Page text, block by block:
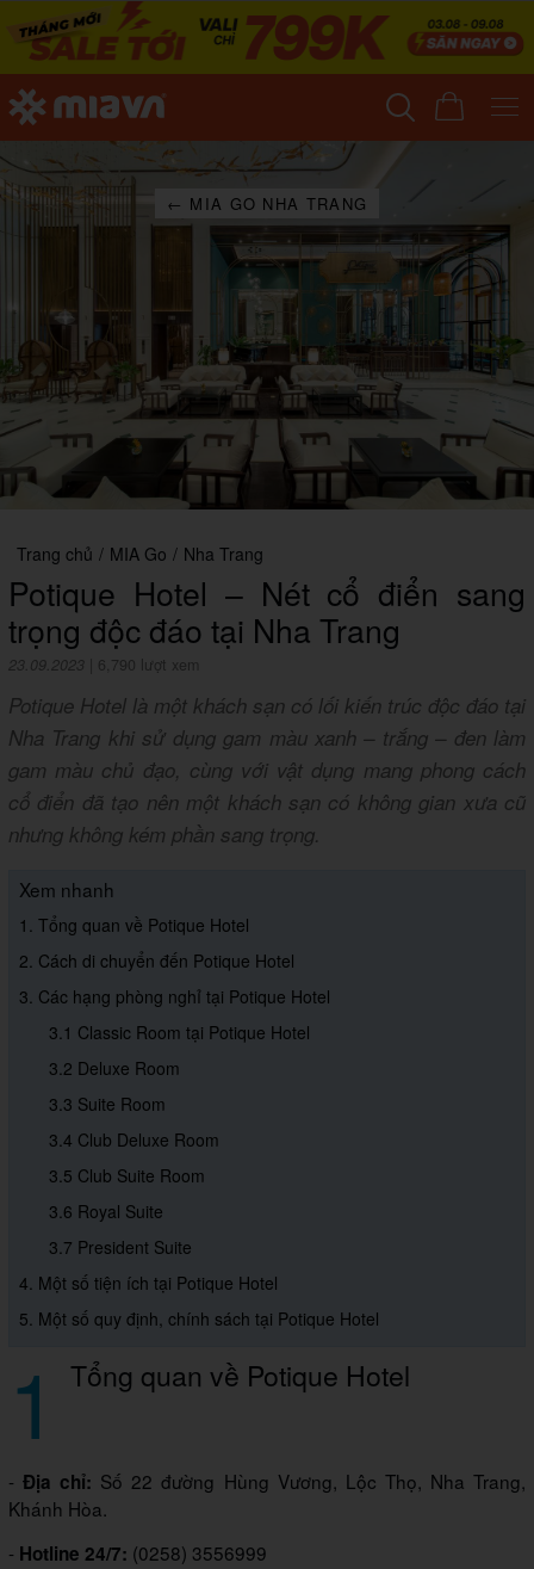
← MIA GO NHA TRANG
Trang chủ / MIA Go / Nha Trang
Potique Hotel – Nét cổ điển sang
trọng độc đáo tại Nha Trang
23.09.2023 6,790 lượt xem
Potique Hotel là một khách sạn có lối kiến trúc độc đáo tại
Nha Trang khi sử dụng gam màu xanh – trắng – đen làm
gam màu chủ đạo, cùng với vật dụng mang phong cách
cổ điển đã tạo nên một khách sạn có không gian xưa cũ
nhưng không kém phần sang trọng.
Xem nhanh
1. Tổng quan về Potique Hotel
2. Cách di chuyển đến Potique Hotel
3. Các hạng phòng nghỉ tại Potique Hotel
3.1 Classic Room tại Potique Hotel
3.2 Deluxe Room
3.3 Suite Room
3.4 Club Deluxe Room
3.5 Club Suite Room
3.6 Royal Suite
3.7 President Suite
4. Một số tiện ích tại Potique Hotel
5. Một số quy định, chính sách tại Potique Hotel
1 Tổng quan về Potique Hotel
-Địa chỉ: Số 22 đường Hùng Vương, Lộc Thọ, Nha Trang,
Khánh Hòa.
- Hotline 24/7: (0258) 3556999